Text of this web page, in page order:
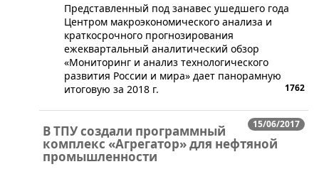
Представленный под занавес ушедшего года
Центром макроэкономического анализа и
краткосрочного прогнозирования
ежеквартальный аналитический обзор
«Мониторинг и анализ технологического
развития России и мира» дает панорамную
итоговую за 2018 г.
1762
15/06/2017
В ТПУ создали программный
комплекс «Агрегатор» для нефтяной
промышленности